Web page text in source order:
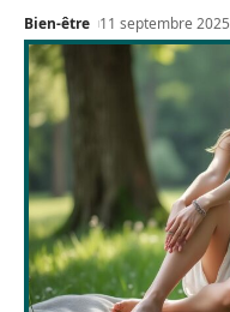
Bien-être 11 septembre 2025